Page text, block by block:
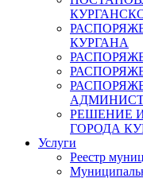
КУРГАНА
РЕШЕНИЕ
ГОРОДА
Услуги
Реестр